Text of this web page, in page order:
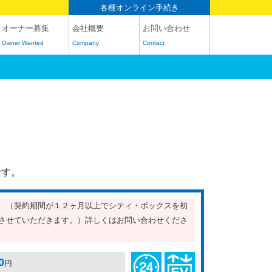
各種オンライン手続き
オーナー募集
Owner Wanted
会社概要
Company
お問い合わせ
Contact
。
（契約期間が１２ヶ月以上でシティ・ボックスを初
せていただきます。）詳しくはお問い合わせくださ
円